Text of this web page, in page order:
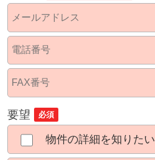
要望 必須
物件の詳細を知りたい